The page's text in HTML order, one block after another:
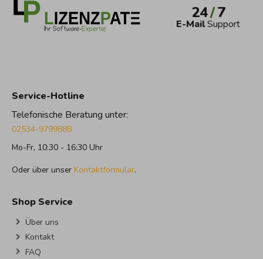
24/7
E-MailSupport
Service-Hotline
Telefonische Beratung unter:
02534-9799888
Mo-Fr, 10:30 - 16:30 Uhr
Oder über unser Kontaktformular.
Shop Service
Über uns
Kontakt
FAQ